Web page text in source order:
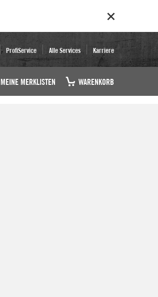
ProfiService Alle Services Karriere
MEINE MERKLISTEN WARENKORB